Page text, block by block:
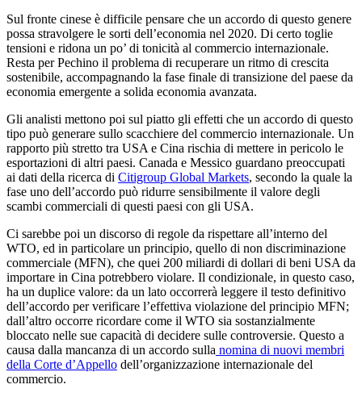
Sul fronte cinese è difficile pensare che un accordo di questo genere
possa stravolgere le sorti dell’economia nel 2020. Di certo toglie
tensioni e ridona un po’ di tonicità al commercio internazionale.
Resta per Pechino il problema di recuperare un ritmo di crescita
sostenibile, accompagnando la fase finale di transizione del paese da
economia emergente a solida economia avanzata.
Gli analisti mettono poi sul piatto gli effetti che un accordo di questo
tipo può generare sullo scacchiere del commercio internazionale. Un
rapporto più stretto tra USA e Cina rischia di mettere in pericolo le
esportazioni di altri paesi. Canada e Messico guardano preoccupati
ai dati della ricerca di Citigroup Global Markets, secondo la quale la
fase uno dell’accordo può ridurre sensibilmente il valore degli
scambi commerciali di questi paesi con gli USA.
Ci sarebbe poi un discorso di regole da rispettare all’interno del
WTO, ed in particolare un principio, quello di non discriminazione
commerciale (MFN), che quei 200 miliardi di dollari di beni USA da
importare in Cina potrebbero violare. Il condizionale, in questo caso,
ha un duplice valore: da un lato occorrerà leggere il testo definitivo
dell’accordo per verificare l’effettiva violazione del principio MFN;
dall’altro occorre ricordare come il WTO sia sostanzialmente
bloccato nelle sue capacità di decidere sulle controversie. Questo a
causa dalla mancanza di un accordo sulla nomina di nuovi membri
della Corte d’Appello dell’organizzazione internazionale del
commercio.